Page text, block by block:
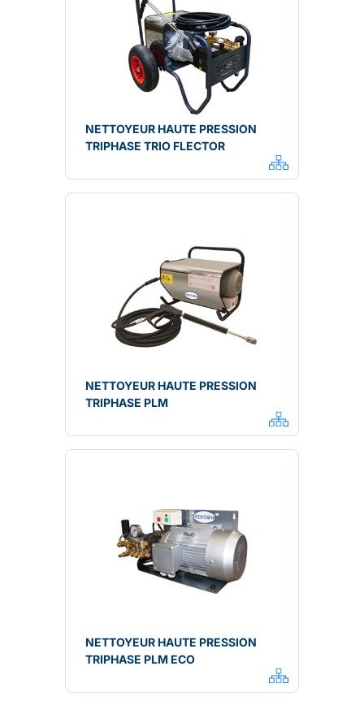
NETTOYEUR HAUTE PRESSION
TRIPHASE TRIO FLECTOR
NETTOYEUR HAUTE PRESSION
TRIPHASE PLM
NETTOYEUR HAUTE PRESSION
TRIPHASE PLM ECO